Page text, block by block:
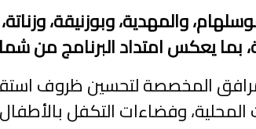
والمهدية، وبوزنيقة، وزناتة،
بما يعكس امتداد البرنامج من
المخصصة لتحسين ظروف
وفضاءات التكفل